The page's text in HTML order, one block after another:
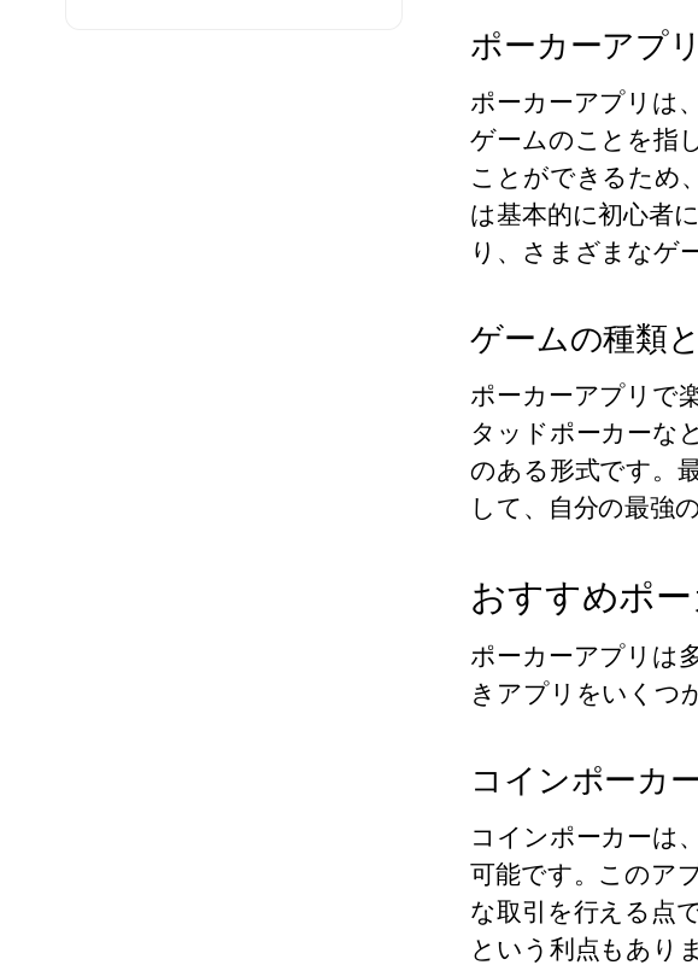
ポーカーアプ
ポーカーアプリは
ゲームのことを指
ことができるため
は基本的に初心者
り、さまざまなゲ
ゲームの種類
ポーカーアプリで
タッドポーカーな
のある形式です。
して、自分の最強
おすすめポ
ポーカーアプリは
きアプリをいくつ
コインポーカ
コインポーカーは
可能です。このア
な取引を行える点
という利点もあり